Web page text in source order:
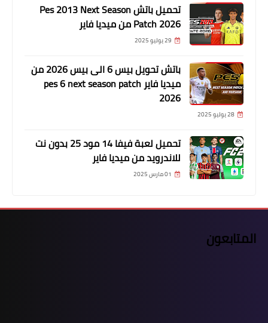
تحميل باتش Pes 2013 Next Season
Patch 2026 من ميديا فاير
29 يوليو 2025
باتش تحويل بيس 6 الى بيس 2026 من
ميديا فاير pes 6 next season patch
2026
28 يوليو 2025
تحميل لعبة فيفا 14 مود 25 بدون نت
للاندرويد من ميديا فاير
01 مارس 2025
المتابعون